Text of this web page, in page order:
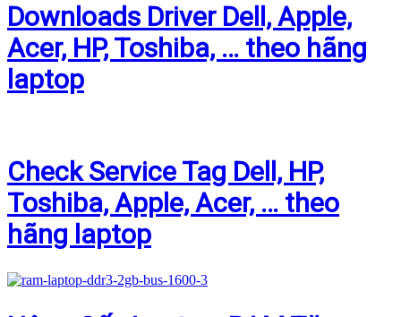
Downloads Driver Dell, Apple,
Acer, HP, Toshiba, … theo hãng
laptop
Check Service Tag Dell, HP,
Toshiba, Apple, Acer, … theo
hãng laptop